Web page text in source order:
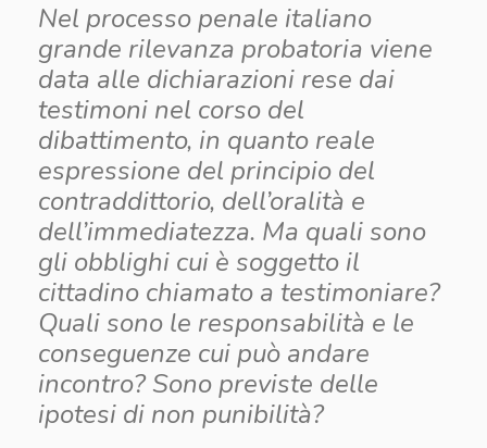
Nel processo penale italiano
grande rilevanza probatoria viene
data alle dichiarazioni rese dai
testimoni nel corso del
dibattimento, in quanto reale
espressione del principio del
contraddittorio, dell’oralità e
dell’immediatezza. Ma quali sono
gli obblighi cui è soggetto il
cittadino chiamato a testimoniare?
Quali sono le responsabilità e le
conseguenze cui può andare
incontro? Sono previste delle
ipotesi di non punibilità?